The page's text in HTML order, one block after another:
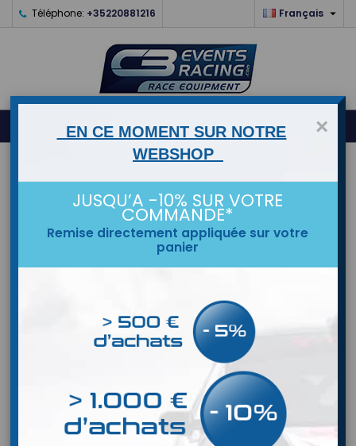
Téléphone: +35220881216 Français 
  0×
EN CE MOMENT SUR NOTRE
WEBSHOP
JUSQU’A -10% SUR VOTRE
COMMANDE*
Remise directement appliquée sur votre
panier